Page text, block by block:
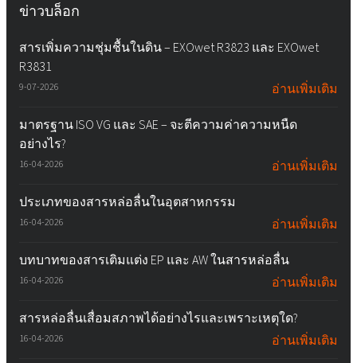
ข่าวบล็อก
สารเพิ่มความชุ่มชื้นในดิน – EXOwet R3823 และ EXOwet
R3831
9-07-2026 อ่านเพิ่มเติม
มาตรฐาน ISO VG และ SAE – จะตีความค่าความหนืด
อย่างไร?
16-04-2026 อ่านเพิ่มเติม
ประเภทของสารหล่อลื่นในอุตสาหกรรม
16-04-2026 อ่านเพิ่มเติม
บทบาทของสารเติมแต่ง EP และ AW ในสารหล่อลื่น
16-04-2026 อ่านเพิ่มเติม
สารหล่อลื่นเสื่อมสภาพได้อย่างไรและเพราะเหตุใด?
16-04-2026 อ่านเพิ่มเติม